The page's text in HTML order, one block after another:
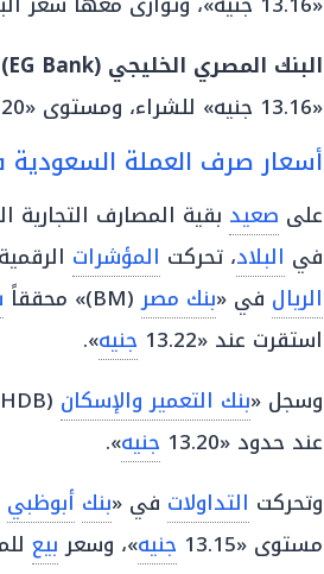
البنك المصري الخليجي (EG Bank):
«13.16 جنيه» للشراء، ومستوى «13.20 جنيه» لعمليات البيع.
أسعار صرف العملة
على صعيد بقية المصارف التجارية
في البلاد، تحركت المؤشرات
الريال في «بنك مصر(BM)» محققاً
استقرت عند «13.22
جنيه».
وسجل «بنك التعمير والإسكان (HDB)» قيمة
عند حدود «13.20
جنيه».
وتحركت التداولات في «بنك أبوظبي
مستوى «13.15
جنيه»، وسعربيع